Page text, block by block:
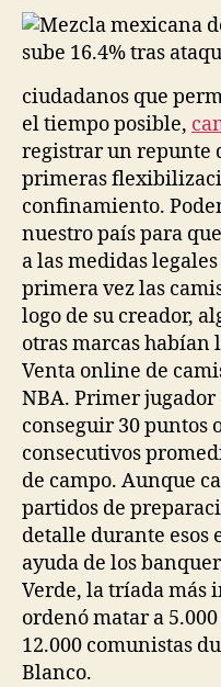
ciudadanos que
el tiempo posible,
registrar un repunte
primeras
confinamiento.
nuestro país para
a las medidas
primera vez las
logo de su creador,
otras marcas habían
Venta online de
NBA. Primer
conseguir 30 puntos
consecutivos
de campo. Aunque
partidos de
detalle durante esos
ayuda de los
Verde, la tríada más
ordenó matar a
12.000 comunistas
Blanco.